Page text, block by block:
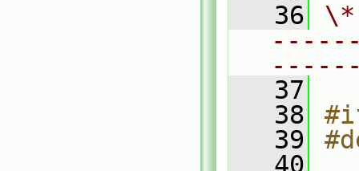
   36
   37
   38
   39
   40